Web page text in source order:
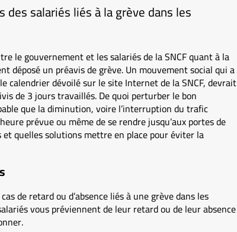
salariés liés à la grève dans les
le gouvernement et les salariés de la SNCF quant à la
déposé un préavis de grève. Un mouvement social qui a
dévoilé sur le site Internet de la SNCF, devrait
de 3 jours travaillés. De quoi perturber le bon
que la diminution, voire l’interruption du trafic
prévue ou même de se rendre jusqu’aux portes de
quelles solutions mettre en place pour éviter la
de retard ou d’absence liés à une grève dans les
vous préviennent de leur retard ou de leur absence